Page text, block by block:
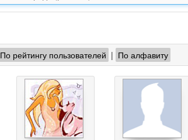
По рейтингу пользователей | По алфавиту